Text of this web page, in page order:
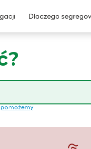
Dlaczego
pomożemy